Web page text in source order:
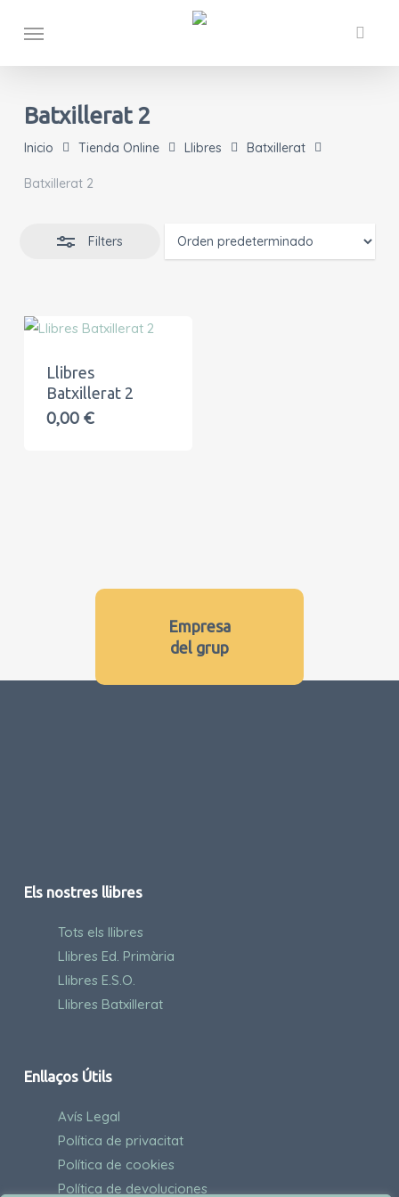
Menu
Batxillerat 2
Inicio Tienda Online Llibres Batxillerat
Batxillerat 2
Filters
Close
Llibres
Batxillerat 2
0,00 €
Empresa
del grup
Els nostres llibres
Tots els llibres
Llibres Ed. Primària
Llibres E.S.O.
Llibres Batxillerat
Enllaços Útils
Avís Legal
Política de privacitat
Política de cookies
Política de devoluciones